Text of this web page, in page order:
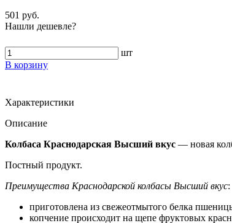
501 руб.
Нашли дешевле?
шт
В корзину
Характеристики
Описание
Колбаса Краснодарская Высший вкус — новая
Постный продукт.
Преимущества Краснодарской колбасы Высший вкус:
приготовлена из свежеотмытого белка
копчение происходит на щепе фруктовых